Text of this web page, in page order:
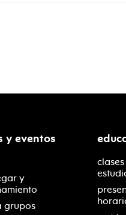
y eventos
y
grupos